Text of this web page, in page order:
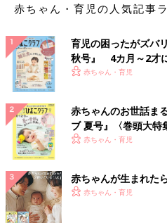
赤ちゃん・育児の人気記事
育児の困ったがズバ
秋号』 4カ月～2才
いっぱい！
赤ちゃん・育児
赤ちゃんのお世話ま
ブ 夏号』〈巻頭大特
く！ おっぱい・ミル
赤ちゃん・育児
赤ちゃんが生まれた
赤ちゃん・育児